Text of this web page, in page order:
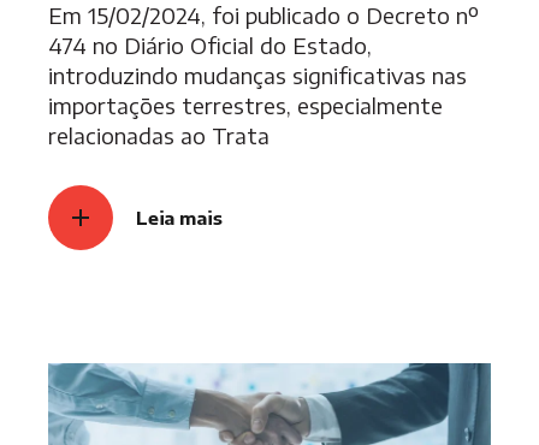
Em 15/02/2024, foi publicado o Decreto nº
474 no Diário Oficial do Estado,
introduzindo mudanças significativas nas
importações terrestres, especialmente
relacionadas ao Trata
Leia mais